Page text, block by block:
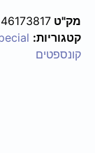
מק"ט 46173817
קטגוריות:
קונספטים